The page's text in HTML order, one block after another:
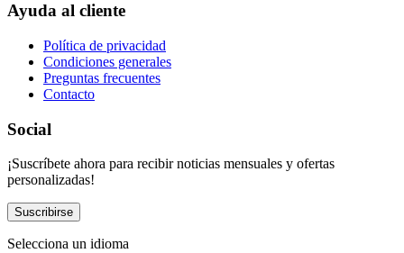
Ayuda al cliente
Política de privacidad
Condiciones generales
Preguntas frecuentes
Contacto
Social
¡Suscríbete ahora para recibir noticias mensuales y ofertas
personalizadas!
Suscribirse
Selecciona un idioma